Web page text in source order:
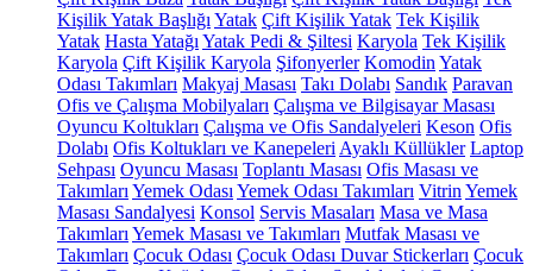
Kişilik Yatak Başlığı Yatak Çift Kişilik Yatak Tek Kişilik
Yatak Hasta Yatağı Yatak Pedi & Şiltesi Karyola Tek Kişilik
Karyola Çift Kişilik Karyola Şifonyerler Komodin Yatak
Odası Takımları Makyaj Masası Takı Dolabı Sandık Paravan
Ofis ve Çalışma Mobilyaları Çalışma ve Bilgisayar Masası
Oyuncu Koltukları Çalışma ve Ofis Sandalyeleri Keson Ofis
Dolabı Ofis Koltukları ve Kanepeleri Ayaklı Küllükler Laptop
Sehpası Oyuncu Masası Toplantı Masası Ofis Masası ve
Takımları Yemek Odası Yemek Odası Takımları Vitrin Yemek
Masası Sandalyesi Konsol Servis Masaları Masa ve Masa
Takımları Yemek Masası ve Takımları Mutfak Masası ve
Takımları Çocuk Odası Çocuk Odası Duvar Stickerları Çocuk